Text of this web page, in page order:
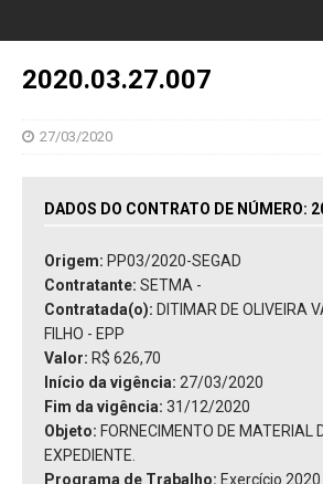
2020.03.27.007
27/03/2020
DADOS DO CONTRATO DE NÚMERO:
Origem: PP03/2020-SEGAD
Contratante: SETMA -
Contratada(o): DITIMAR DE OLIVEIRA
FILHO - EPP
Valor: R$ 626,70
Início da vigência: 27/03/2020
Fim da vigência: 31/12/2020
Objeto: FORNECIMENTO DE MATERIAL
EXPEDIENTE.
Programa de Trabalho: Exercício